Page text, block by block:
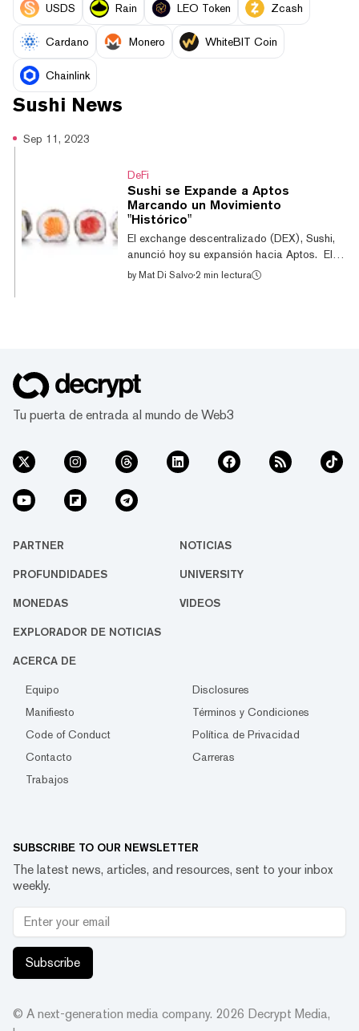
USDS Rain LEO Token Zcash
Cardano Monero WhiteBIT Coin
Chainlink
Sushi News
Sep 11, 2023
DeFi
Sushi se Expande a Aptos
Marcando un Movimiento
"Histórico"
El exchange descentralizado (DEX), Sushi,
anunció hoy su expansión hacia Aptos. El
popular DEX dijo que la integración era algo
intereses con su criptomoneda. En cuanto al
horas, Sushi es el 43º DEX más grande con
by Mat Di Salvo·2 min lectura
Tu puerta de entrada al mundo de Web3
PARTNER NOTICIAS
PROFUNDIDADES UNIVERSITY
MONEDAS VIDEOS
EXPLORADOR DE NOTICIAS
ACERCA DE
Equipo
Disclosures
Manifiesto
Términos y Condiciones
Code of Conduct
Política de Privacidad
Contacto
Carreras
Trabajos
SUBSCRIBE TO OUR NEWSLETTER
The latest news, articles, and resources, sent to your inbox
weekly.
Subscribe
© A next-generation media company. 2026 Decrypt Media,